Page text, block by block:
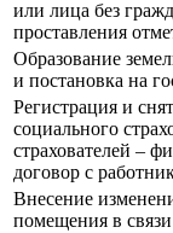
или лица без
проставления
Образование
и постановка на
Регистрация и
социального
страхователей –
договор с
Внесение
помещения в